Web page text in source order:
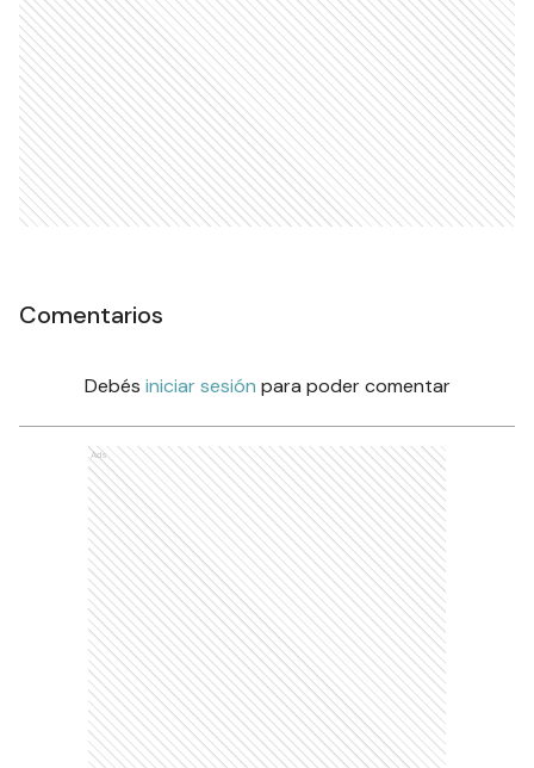
Comentarios
Debés iniciar sesión para poder comentar
Ads